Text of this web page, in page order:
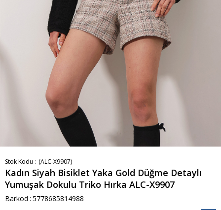
Stok Kodu (ALC-X9907)
Kadın Siyah Bisiklet Yaka Gold Düğme Detaylı
Yumuşak Dokulu Triko Hırka ALC-X9907
Barkod : 5778685814988